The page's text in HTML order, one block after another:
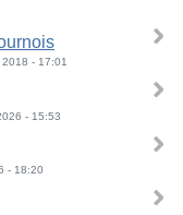
2018 - 17:01
- 15:53
- 18:20